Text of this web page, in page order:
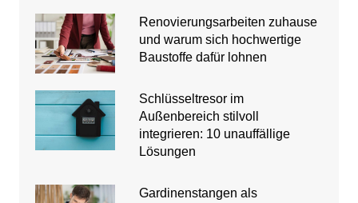
Renovierungsarbeiten zuhause
und warum sich hochwertige
Baustoffe dafür lohnen
Schlüsseltresor im
Außenbereich stilvoll
integrieren: 10 unauffällige
Lösungen
Gardinenstangen als